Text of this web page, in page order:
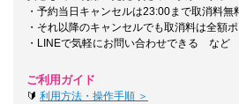
・予約当日キャンセルは23:00まで取消料無
・それ以降のキャンセルでも取消料は全額
・LINEで気軽にお問い合わせできる など
ご利用ガイド
🔰 利用方法・操作手順 ＞